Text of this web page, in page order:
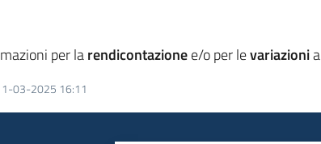
per larendicontazionee/o per levariazioni
03-2025 16:11